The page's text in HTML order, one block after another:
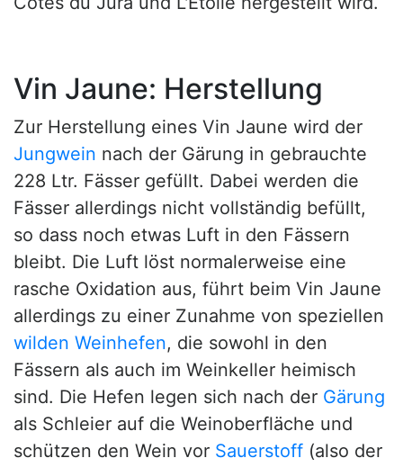
Vin Jaune: Herstellung
Zur Herstellung eines Vin Jaune wird der
Jungwein nach der Gärung in gebrauchte
228 Ltr. Fässer gefüllt. Dabei werden die
Fässer allerdings nicht vollständig befüllt,
so dass noch etwas Luft in den Fässern
bleibt. Die Luft löst normalerweise eine
rasche Oxidation aus, führt beim Vin Jaune
allerdings zu einer Zunahme von speziellen
wilden Weinhefen, die sowohl in den
Fässern als auch im Weinkeller heimisch
sind. Die Hefen legen sich nach der Gärung
als Schleier auf die Weinoberfläche und
schützen den Wein vor Sauerstoff (also der